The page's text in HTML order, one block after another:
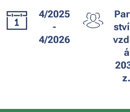
4/2025
-
4/2026